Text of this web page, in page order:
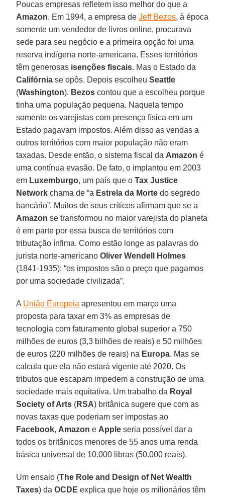
Poucas empresas refletem isso melhor do que a
Amazon. Em 1994, a empresa deJeff Bezos, à época
somente um vendedor de livros online, procurava
sede para seu negócio e a primeira opção foi uma
reserva indígena norte-americana. Esses territórios
têm generosas isenções fiscais. Mas o Estado da
Califórnia se opôs. Depois escolheuSeattle
(Washington). Bezos contou que a escolheu porque
tinha uma população pequena. Naquela tempo
somente os varejistas com presença física em um
Estado pagavam impostos. Além disso as vendas a
outros territórios com maior população não eram
taxadas. Desde então, o sistema fiscal da Amazon é
uma contínua evasão. De fato, o implantou em 2003
em Luxemburgo, um país que oTax Justice
Network chama de “a Estrela da Morte do segredo
bancário”. Muitos de seus críticos afirmam que se a
Amazon se transformou no maior varejista do planeta
é em parte por essa busca de territórios com
tributação ínfima. Como estão longe as palavras do
jurista norte-americanoOliver Wendell Holmes
(1841-1935): “os impostos são o preço que pagamos
por uma sociedade civilizada”.
A União Europeia apresentou em março uma
proposta para taxar em 3% as empresas de
tecnologia com faturamento global superior a 750
milhões de euros (3,3 bilhões de reais) e 50 milhões
de euros (220 milhões de reais) na Europa. Mas se
calcula que ela não estará vigente até 2020. Os
tributos que escapam impedem a construção de uma
sociedade mais equitativa. Um trabalho da Royal
Society of Arts (RSA) britânica sugere que com as
novas taxas que poderiam ser impostas ao
Facebook, Amazon e Apple seria possível dar a
todos os britânicos menores de 55 anos uma renda
básica universal de 10.000 libras (50.000 reais).
Um ensaio (The Role and Design of Net Wealth
Taxes) daOCDE explica que hoje os milionários têm